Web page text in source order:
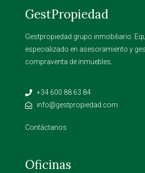
GestPropiedad
Gestpropiedad grupo inmobiliario.
especializado en asesoramiento y
compraventa de inmuebles.
+34 600 88 63 84
info@gestpropiedad.com
Contáctanos
Oficinas